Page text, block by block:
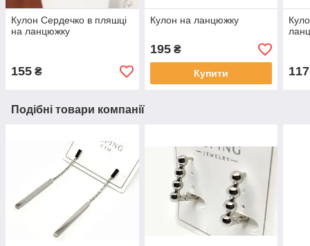
Кулон Сердечко в пляшці
на ланцюжку
155 ₴
Кулон на ланцюжку
195₴
Купити 117
Подібні товари компанії